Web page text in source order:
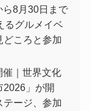
ら8月30日まで
るグルメイベ
どころと参加
催｜世界文化
2026」が開
テージ、参加